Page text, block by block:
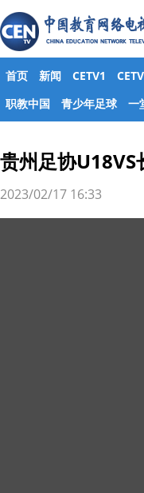
首页 新闻 CETV1
职教中国
青少年足球 一
贵州足协
2023/02/17 16:33